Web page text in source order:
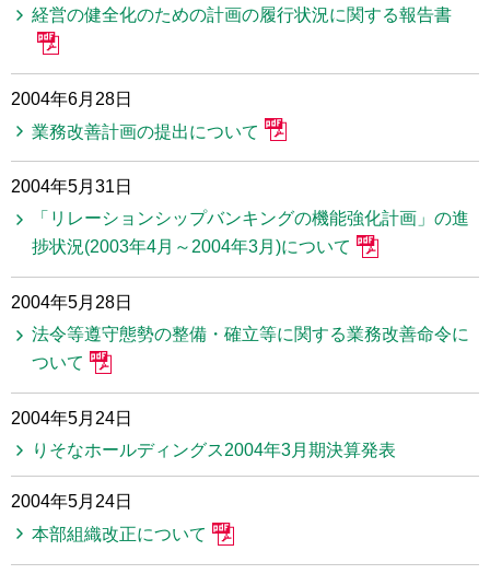
経営の健全化のための計画の履行状況に関する報告書
2004年6月28日
業務改善計画の提出について
2004年5月31日
「リレーションシップバンキングの機能強化計画」の進
捗状況(2003年4月～2004年3月)について
2004年5月28日
法令等遵守態勢の整備・確立等に関する業務改善命令に
ついて
2004年5月24日
りそなホールディングス2004年3月期決算発表
2004年5月24日
本部組織改正について